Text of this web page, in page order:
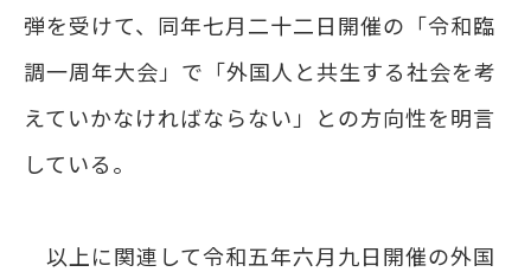
弾を受けて、同年七月二十二日開催の「令和臨
調一周年大会」で「外国人と共生する社会を考
えていかなければならない」との方向性を明言
している。
以上に関連して令和五年六月九日開催の外国